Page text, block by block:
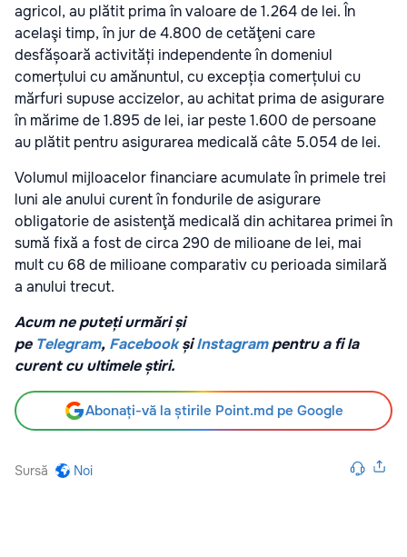
agricol, au plătit prima în valoare de 1.264 de lei. În
acelaşi timp, în jur de 4.800 de cetăţeni care
desfășoară activități independente în domeniul
comerțului cu amănuntul, cu excepția comerțului cu
mărfuri supuse accizelor, au achitat prima de asigurare
în mărime de 1.895 de lei, iar peste 1.600 de persoane
au plătit pentru asigurarea medicală câte 5.054 de lei.
Volumul mijloacelor financiare acumulate în primele trei
luni ale anului curent în fondurile de asigurare
obligatorie de asistenţă medicală din achitarea primei în
sumă fixă a fost de circa 290 de milioane de lei, mai
mult cu 68 de milioane comparativ cu perioada similară
a anului trecut.
Acum ne puteți urmări și
pe Telegram, Facebook șiInstagrampentru a fi la
curent cu ultimele știri.
Abonați-vă la știrile Point.md pe Google
Sursă Noi